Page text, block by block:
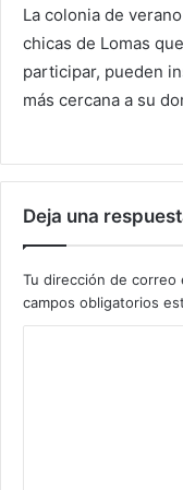
La colonia de
chicas de Lomas
participar, pueden
más cercana a su
Deja una
Tu dirección de correo
campos obligatorios